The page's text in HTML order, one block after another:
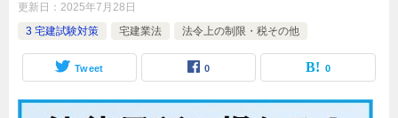
更新日： 2025年7月28日
3 宅建試験対策
宅建業法 法令上の制限・税その他
Tweet 0 0